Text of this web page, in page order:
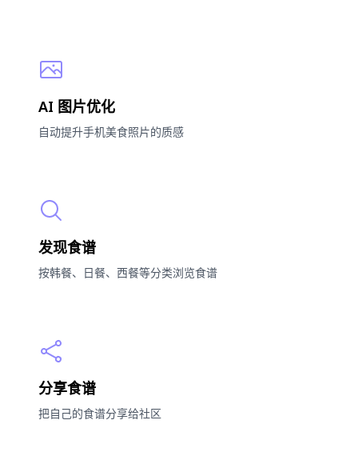
AI 图片优化
自动提升手机美食照片的质感
发现食谱
按韩餐、日餐、西餐等分类浏览食谱
分享食谱
把自己的食谱分享给社区